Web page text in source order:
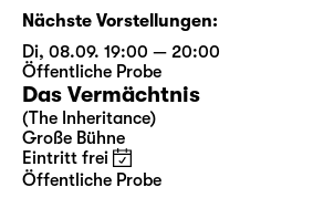
Nächste Vorstellungen:
Di, 08.09. 19:00 — 20:00
Öffentliche Probe
Das Vermächtnis
(The Inheritance)
Große Bühne
Eintritt frei
Öffentliche Probe